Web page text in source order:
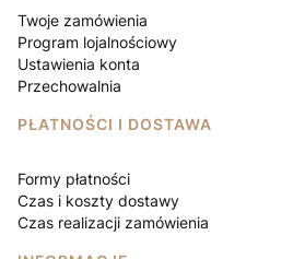
Twoje zamówienia
Program lojalnościowy
Ustawienia konta
Przechowalnia
PŁATNOŚCI I DOSTAWA
Formy płatności
Czas i koszty dostawy
Czas realizacji zamówienia